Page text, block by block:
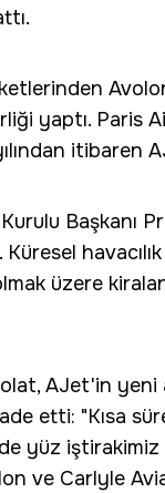
yaptı. Paris
itibaren
Başkanı
üzere
AJet'in yeni
etti: "Kısa
yüz
ve Carlyle